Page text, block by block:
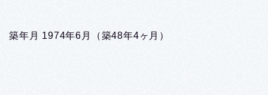
築年月 1974年6月（築48年4ヶ月）